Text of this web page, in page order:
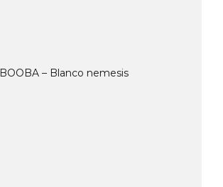
BOOBA – Blanco nemesis